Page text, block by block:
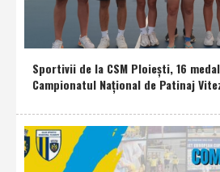
Sportivii de la CSM Ploieşti, 16
Campionatul Naţional de Patinaj